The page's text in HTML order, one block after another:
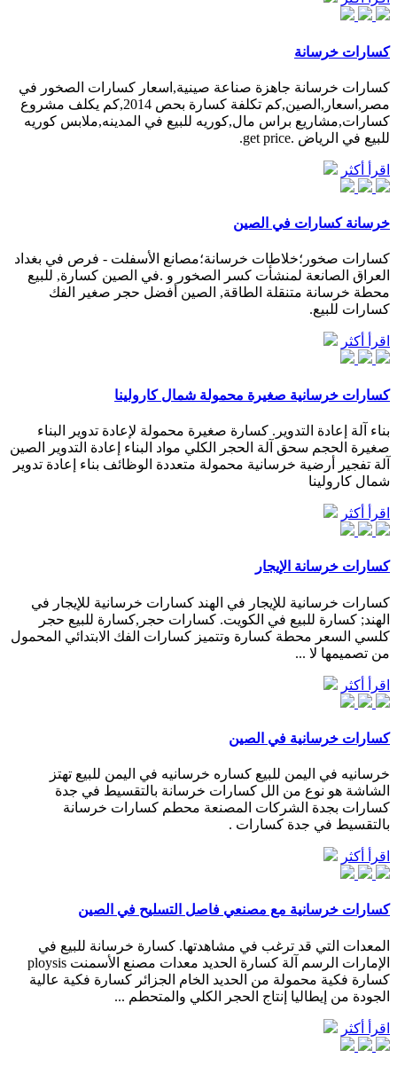
كسارات خرسانة
كسارات خرسانة جاهزة صناعة صينية,اسعار كسارات الصخور في
مصر,اسعار,الصين,كم تكلفة كسارة بحص 2014,كم يكلف مشروع
كسارات,مشاريع براس مال,كوريه للبيع في المدينه,ملابس كوريه
للبيع في الرياض .get price.
اقرأ أكثر
خرسانة كسارات في الصين
كسارات صخور؛خلاطات خرسانة؛مصانع الأسفلت - فرص في بغداد
العراق الصانعة لمنشأت كسر الصخور و .في الصين كسارة, للبيع
محطة خرسانة متنقلة الطاقة, الصين أفضل حجر صغير الفك
كسارات للبيع.
اقرأ أكثر
كسارات خرسانية صغيرة محمولة شمال كارولينا
بناء آلة إعادة التدوير. كسارة صغيرة محمولة لإعادة تدوير البناء
صغيرة الحجم سحق آلة الحجر الكلي مواد البناء إعادة التدوير الصين
آلة تفجير أرضية خرسانية محمولة متعددة الوظائف بناء إعادة تدوير
شمال كارولينا
اقرأ أكثر
كسارات خرسانة الإيجار
كسارات خرسانية للإيجار في الهند كسارات خرسانية للإيجار في
الهند; كسارة للبيع في الكويت. كسارات حجر,كسارة للبيع حجر
كلسي السعر محطة كسارة وتتميز كسارات الفك الابتدائي المحمول
من تصميمها لا ...
اقرأ أكثر
كسارات خرسانية في الصين
خرسانيه في اليمن للبيع كساره خرسانيه في اليمن للبيع تهتز
الشاشة هو نوع من الل كسارات خرسانة بالتقسيط في جدة
كسارات بجدة الشركات المصنعة محطم كسارات خرسانة
بالتقسيط في جدة كسارات .
اقرأ أكثر
كسارات خرسانية مع مصنعي فاصل التسليح في الصين
المعدات التي قد ترغب في مشاهدتها. كسارة خرسانة للبيع في
الإمارات الرسم آلة كسارة الحديد معدات مصنع الأسمنت ploysis
كسارة فكية محمولة من الحديد الخام الجزائر كسارة فكية عالية
الجودة من إيطاليا إنتاج الحجر الكلي والمتحطم ...
اقرأ أكثر